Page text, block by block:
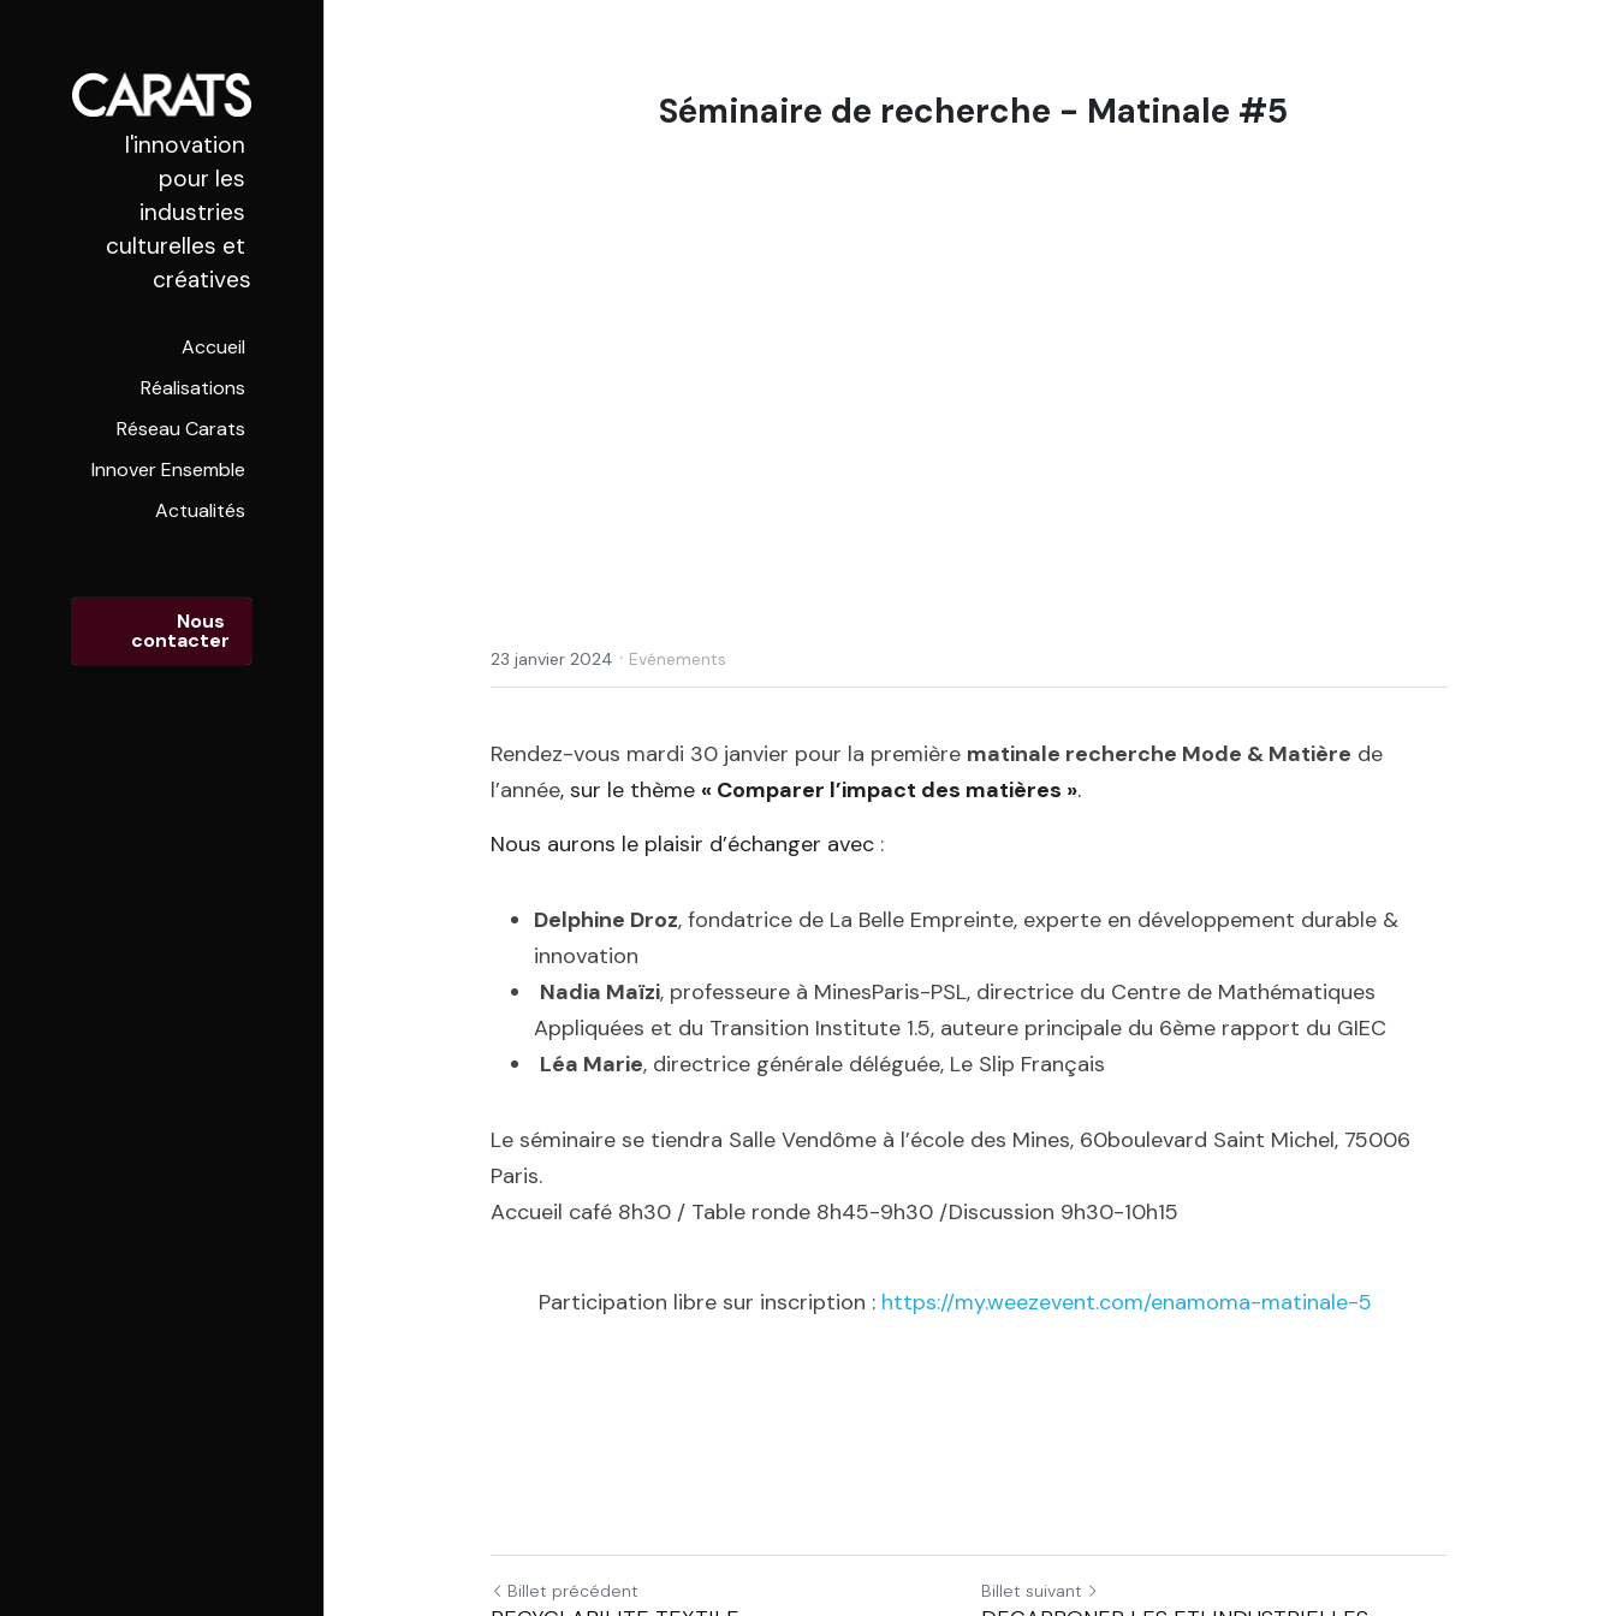
pour les
industries
culturelles et
créatives
Accueil
Réalisations
Réseau Carats
Innover Ensemble
Actualités
Nous
contacter
Séminaire de recherche - Matinale #5
23 janvier 2024 · Evénements
Rendez-vous mardi 30 janvier pour la première matinale recherche Mode & Matière de
l’année, sur le thème « Comparer l’impact des matières ».
Nous aurons le plaisir d’échanger avec :
Delphine Droz, fondatrice de La Belle Empreinte, experte en développement durable &
innovation
Nadia Maïzi, professeure à MinesParis-PSL, directrice du Centre de Mathématiques
Appliquées et du Transition Institute 1.5, auteure principale du 6ème rapport du GIEC
Léa Marie, directrice générale déléguée, Le Slip Français
Le séminaire se tiendra Salle Vendôme à l’école des Mines, 60boulevard Saint Michel, 75006
Paris.
Accueil café 8h30 / Table ronde 8h45-9h30 /Discussion 9h30-10h15
        Participation libre sur inscription :
https://my.weezevent.com/enamoma-matinale-5
Billet précédent Billet suivant